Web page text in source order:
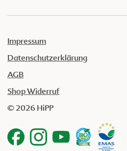
Impressum
Datenschutzerklärung
AGB
Shop Widerruf
© 2026 HiPP